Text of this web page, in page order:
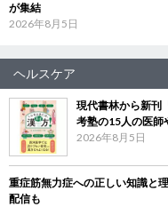
が集結
2026年8月5日
ヘルスケア
現代書林から新
考塾の15人の医師
2026年8月5日
重症筋無力症への正しい知識と
配信も